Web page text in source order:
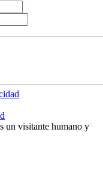
un visitante humano y